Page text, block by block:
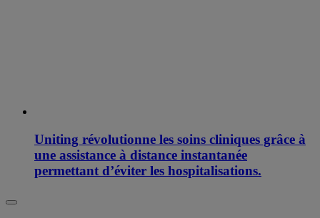
Uniting révolutionne les soins cliniques grâce à
une assistance à distance instantanée
permettant d’éviter les hospitalisations.